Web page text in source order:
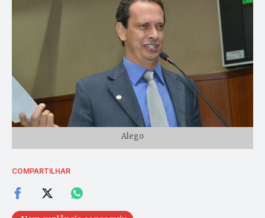
Alego
COMPARTILHAR